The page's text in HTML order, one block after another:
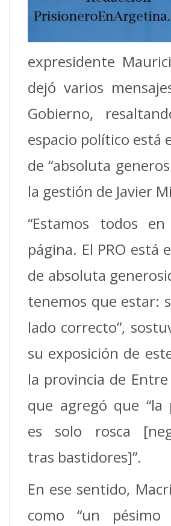
expresidente
dejó varios
Gobierno,
espacio político está
de “absoluta
la gestión de Javier
“Estamos todos
página. El PRO está
de absoluta
tenemos que estar:
lado correcto”,
su exposición de
la provincia de Entre
que agregó que “la
es solo rosca
tras bastidores]”.
En ese sentido,
como “un pésimo